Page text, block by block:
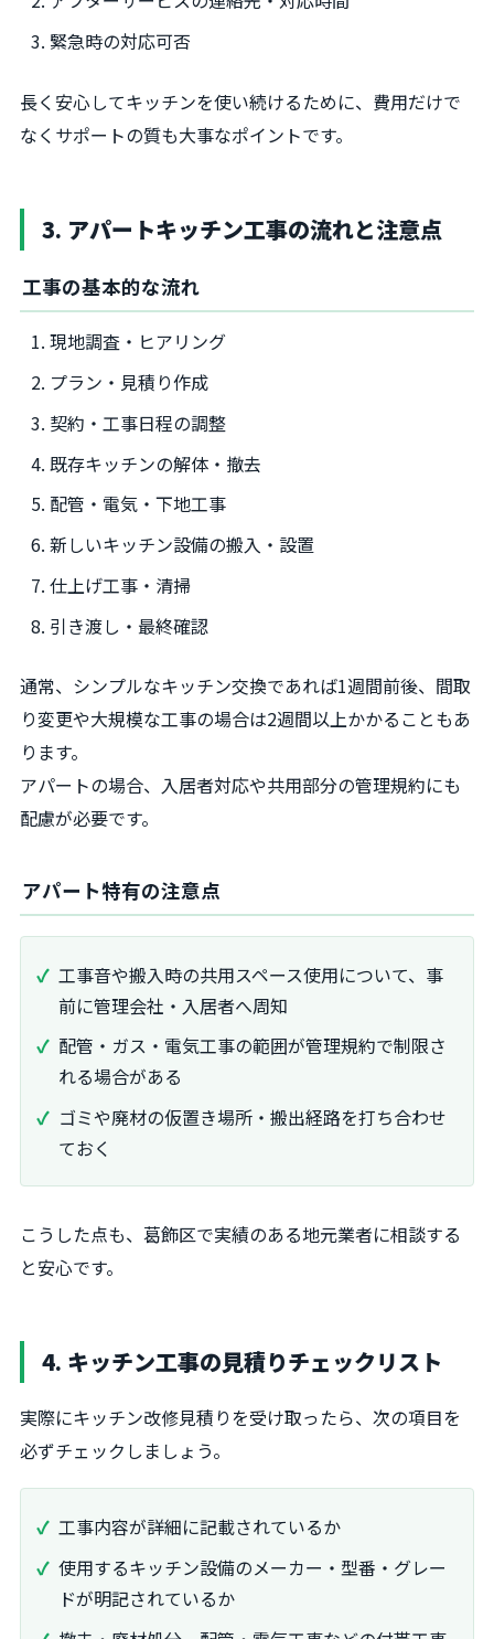
緊急時の対応可否
長く安心してキッチンを使い続けるために、費用だけで
なくサポートの質も大事なポイントです。
3. アパートキッチン工事の流れと注意点
工事の基本的な流れ
現地調査・ヒアリング
プラン・見積り作成
契約・工事日程の調整
既存キッチンの解体・撤去
配管・電気・下地工事
新しいキッチン設備の搬入・設置
仕上げ工事・清掃
引き渡し・最終確認
通常、シンプルなキッチン交換であれば1週間前後、間取
り変更や大規模な工事の場合は2週間以上かかることもあ
ります。
アパートの場合、入居者対応や共用部分の管理規約にも
配慮が必要です。
アパート特有の注意点
工事音や搬入時の共用スペース使用について、事
前に管理会社・入居者へ周知
配管・ガス・電気工事の範囲が管理規約で制限さ
れる場合がある
ゴミや廃材の仮置き場所・搬出経路を打ち合わせ
ておく
こうした点も、葛飾区で実績のある地元業者に相談する
と安心です。
4. キッチン工事の見積りチェックリスト
実際にキッチン改修見積りを受け取ったら、次の項目を
必ずチェックしましょう。
工事内容が詳細に記載されているか
使用するキッチン設備のメーカー・型番・グレー
ドが明記されているか